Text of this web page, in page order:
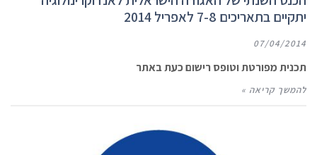
יתקיים בתאריכים 7-8 לאפריל 2014
07/04/2014
תכנית מפורטת וטופס רישום כעת באתר
להמשך קריאה »